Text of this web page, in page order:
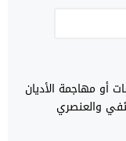
أو مهاجمة الأديان
والعنصري